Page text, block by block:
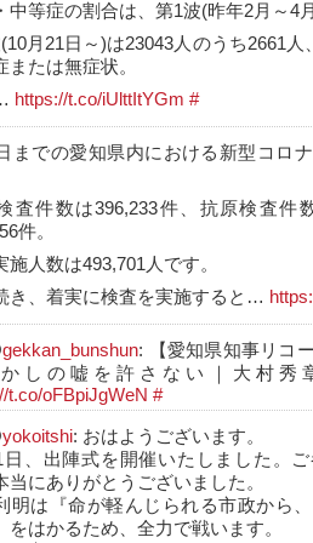
中等症の割合は、第1波(昨年2月～4
月21日～)は23043人のうち2661人
または無症状。
https://t.co/iUlttItYGm #
までの愛知県内における新型コロ
査件数は396,233件、抗原検査件
件。
施人数は493,701人です。
き、着実に検査を実施すると…
gekkan_bunshun: 【愛知県知事リコ
しの嘘を許さない｜大村秀
t.co/oFBpiJgWeN #
yokoitshi: おはようございます。
日、出陣式を開催いたしました。
当にありがとうございました。
明は『命が軽んじられる市政から
をはかるため、全力で戦います。